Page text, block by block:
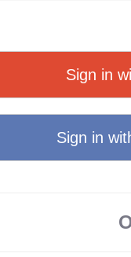
Sign in
Sign in